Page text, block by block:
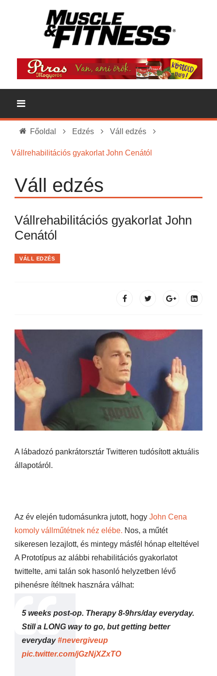
Főoldal Edzés Váll edzés
Vállrehabilitációs gyakorlat John Cenától
Váll edzés
Vállrehabilitációs gyakorlat John
Cenától
VÁLL EDZÉS
A lábadozó pankrátorsztár Twitteren tudósított aktuális
állapotáról.
Az év elején tudomásunkra jutott, hogy John Cena
komoly vállműtétnek néz elébe. Nos, a műtét
sikeresen lezajlott, és mintegy másfél hónap elteltével
A Prototípus az alábbi rehabilitációs gyakorlatot
twittelte, ami talán sok hasonló helyzetben lévő
pihenésre ítéltnek hasznára válhat:
5 weeks post-op. Therapy 8-9hrs/day everyday.
Still a LONG way to go, but getting better
everyday#nevergiveup
pic.twitter.com/jGzNjXZxTO